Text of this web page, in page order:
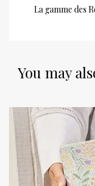
La gamme des
You may